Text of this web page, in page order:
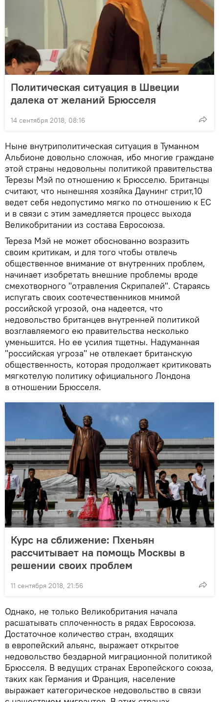
Политическая ситуация в Швеции
далека от желаний Брюсселя
14 сентября 2018, 08:16
Ныне внутриполитическая ситуация в Туманном
Альбионе довольно сложная, ибо многие граждане
этой страны недовольны политикой правительства
Терезы Мэй по отношению к Брюсселю. Британцы
считают, что нынешняя хозяйка Даунинг стрит,10
ведет себя недопустимо мягко по отношению к ЕС
и в связи с этим замедляется процесс выхода
Великобритании из состава Евросоюза.
Тереза Мэй не может обоснованно возразить
своим критикам, и для того чтобы отвлечь
общественное внимание от внутренних проблем,
начинает изобретать внешние проблемы вроде
смехотворного "отравления Скрипалей". Стараясь
испугать своих соотечественников мнимой
российской угрозой, она надеется, что
недовольство британцев внутренней политикой
возглавляемого ею правительства несколько
уменьшится. Но ее усилия тщетны. Надуманная
"российская угроза" не отвлекает британскую
общественность, которая продолжает критиковать
мягкотелую политику официального Лондона
в отношении Брюсселя.
Курс на сближение: Пхеньян
рассчитывает на помощь Москвы в
решении своих проблем
11 сентября 2018, 21:56
Однако, не только Великобритания начала
расшатывать сплоченность в рядах Евросоюза.
Достаточное количество стран, входящих
в европейский альянс, выражает открытое
недовольство бездарной миграционной политикой
Брюсселя. В ведущих странах Европейского союза,
таких как Германия и Франция, население
выражает категорическое недовольство в связи